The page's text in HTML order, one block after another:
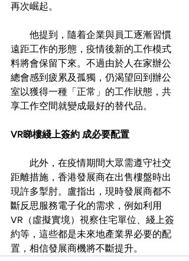
再次崛起。
他提到，隨着企業與員工逐漸習慣
遠距工作的形態，疫情後新的工作模式
料將會保留下來。不過由於人在家辦公
總會感到疲累及孤獨，仍渴望回到辦公
室以獲得一種「正常」的工作狀態，共
享工作空間就變成最好的替代品。
VR睇樓綫上簽約 成必要配置
此外，在疫情期間大眾需遵守社交
距離措施，香港發展商在出售樓盤時出
現許多掣肘。盧指出，現時發展商都不
斷反思服務電子化的需求，例如利用
VR（虛擬實境）視察住宅單位、綫上簽
約等，這些都是未來地產業界必要的配
置，相信發展商機將不斷提升。